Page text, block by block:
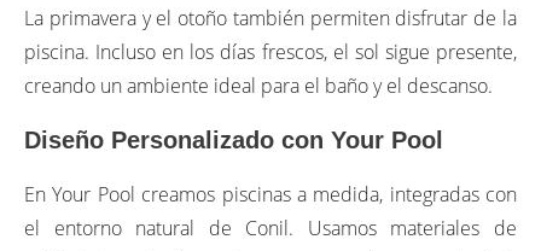
La primavera y el otoño también permiten disfrutar de la
piscina. Incluso en los días frescos, el sol sigue presente,
creando un ambiente ideal para el baño y el descanso.
Diseño Personalizado con Your Pool
En Your Pool creamos piscinas a medida, integradas con
el entorno natural de Conil. Usamos materiales de